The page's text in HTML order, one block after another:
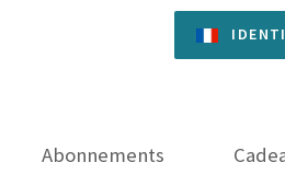
Abonnements